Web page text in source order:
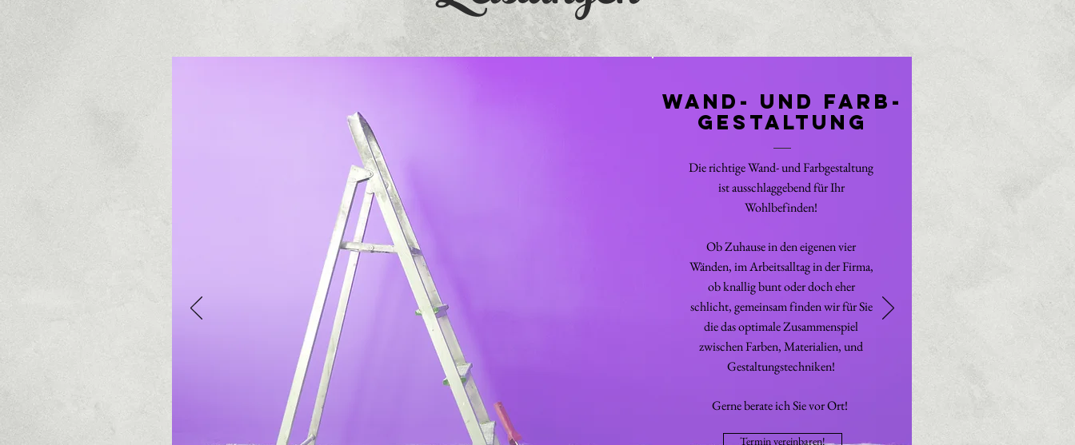
Wand- und Farb-
gestaltung
Die richtige Wand- und Farbgestaltung
ist ausschlaggebend für Ihr
Wohlbefinden!
Ob Zuhause in den eigenen vier
Wänden, im Arbeitsalltag in der Firma,
ob knallig bunt oder doch eher
schlicht, gemeinsam finden wir für Sie
die das optimale Zusammenspiel
zwischen Farben, Materialien, und
Gestaltungstechniken!
Gerne berate ich Sie vor Ort!
Termin vereinbaren!